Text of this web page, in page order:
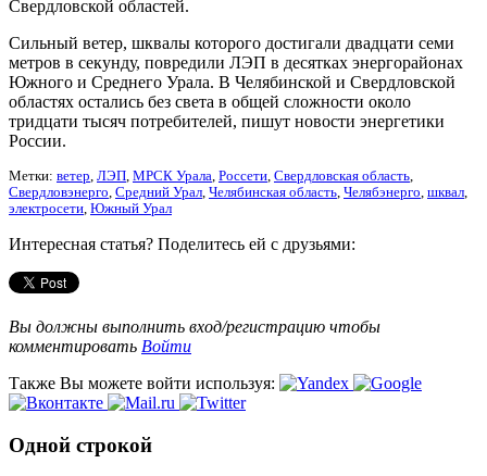
Свердловской областей.
Сильный ветер, шквалы которого достигали двадцати семи
метров в секунду, повредили ЛЭП в десятках энергорайонах
Южного и Среднего Урала. В Челябинской и Свердловской
областях остались без света в общей сложности около
тридцати тысяч потребителей, пишут новости энергетики
России.
Метки: ветер, ЛЭП, МРСК Урала, Россети, Свердловская область,
Свердловэнерго, Средний Урал, Челябинская область, Челябэнерго, шквал,
электросети, Южный Урал
Интересная статья? Поделитесь ей с друзьями:
Вы должны выполнить вход/регистрацию чтобы
комментировать Войти
Также Вы можете войти используя:
Одной строкой